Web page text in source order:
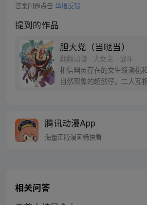
答案问题点击 举报反馈
提到的作品
胆大党（当哒当）
翻翻动漫 · 大女主 · 战斗
相信幽灵存在的女生绫濑桃
自然现象的超然仔。二人互
腾讯动漫App
海量正版漫画畅快看
相关问答